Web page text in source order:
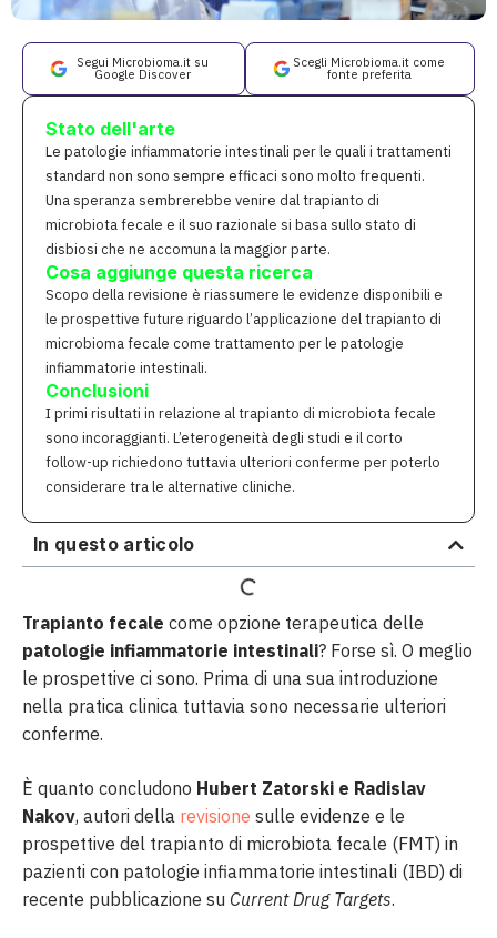
Segui Microbioma.it su
Google Discover
Scegli Microbioma.it come
fonte preferita
Stato dell'arte
Le patologie infiammatorie intestinali per le quali i trattamenti
standard non sono sempre efficaci sono molto frequenti.
Una speranza sembrerebbe venire dal trapianto di
microbiota fecale e il suo razionale si basa sullo stato di
disbiosi che ne accomuna la maggior parte.
Cosa aggiunge questa ricerca
Scopo della revisione è riassumere le evidenze disponibili e
le prospettive future riguardo l’applicazione del trapianto di
microbioma fecale come trattamento per le patologie
infiammatorie intestinali.
Conclusioni
I primi risultati in relazione al trapianto di microbiota fecale
sono incoraggianti. L’eterogeneità degli studi e il corto
follow-up richiedono tuttavia ulteriori conferme per poterlo
considerare tra le alternative cliniche.
In questo articolo
Trapianto fecale come opzione terapeutica delle
patologie infiammatorie intestinali? Forse sì. O meglio
le prospettive ci sono. Prima di una sua introduzione
nella pratica clinica tuttavia sono necessarie ulteriori
conferme.
È quanto concludono Hubert Zatorski e Radislav
Nakov, autori della revisione sulle evidenze e le
prospettive del trapianto di microbiota fecale (FMT) in
pazienti con patologie infiammatorie intestinali (IBD) di
recente pubblicazione su Current Drug Targets.